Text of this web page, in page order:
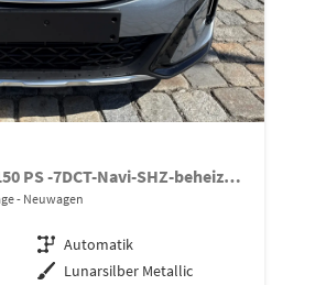
STYLE MY26 1.6 T-GDI 150 PS -7DCT-Navi-SHZ-beheizbares Lenkrad-Klimaautomatik 2Zonen-LED-Kamera-PDC-16"Alu-Sofort
Neuwagen
Getriebe Automatik
Außenfarbe Lunarsilber Metallic